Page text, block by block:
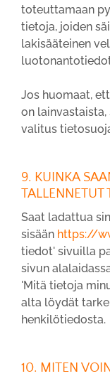
toteuttamaan
tietoja, joiden
lakisääteinen
Jos huomaat,
on
valitus
9. KUINKA
TALLENNETUT
Saat ladattua
sisään https://
tiedot' sivuilla
sivun
'Mitä tietoja
alta löydät
henkilötiedosta.
10. MITEN